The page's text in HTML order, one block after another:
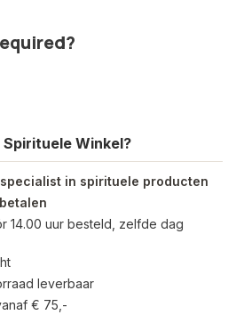
Winkel?
in spirituele producten
14.00 uur besteld, zelfde dag
leverbaar
€ 75,-